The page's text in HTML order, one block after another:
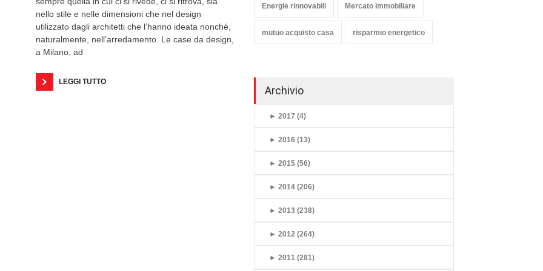
nello stile e nelle dimensioni che nel design
utilizzato dagli architetti che l’hanno ideata nonché,
naturalmente, nell’arredamento. Le case da design,
a Milano, ad
LEGGI TUTTO
Energie rinnovabili Mercato Immobiliare
mutuo acquisto casa risparmio energetico
Archivio
► 2017 (4)
► 2016 (13)
► 2015 (56)
► 2014 (206)
► 2013 (238)
► 2012 (264)
► 2011 (281)